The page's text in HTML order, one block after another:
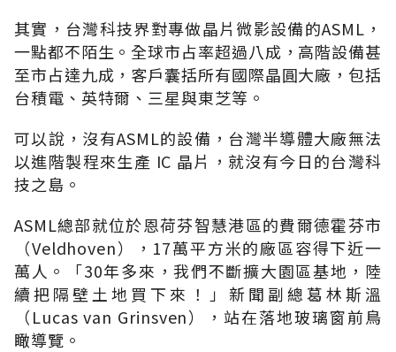
其實，台灣科技界對專做晶片微影設備的ASML，
一點都不陌生。全球市占率超過八成，高階設備甚
至市占達九成，客戶囊括所有國際晶圓大廠，包括
台積電、英特爾、三星與東芝等。
可以說，沒有ASML的設備，台灣半導體大廠無法
以進階製程來生產 IC 晶片，就沒有今日的台灣科
技之島。
ASML總部就位於恩荷芬智慧港區的費爾德霍芬市
（Veldhoven），17萬平方米的廠區容得下近一
萬人。「30年多來，我們不斷擴大園區基地，陸
續把隔壁土地買下來！」新聞副總葛林斯溫
（Lucas van Grinsven），站在落地玻璃窗前鳥
瞰導覽。